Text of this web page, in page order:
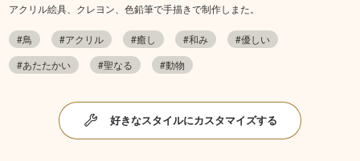
アクリル絵具、クレヨン、色鉛筆で手描きで制作しまた。
#鳥 #アクリル #癒し #和み
#優しい
#あたたかい
#聖なる #動物
好きなスタイルにカスタマイズする